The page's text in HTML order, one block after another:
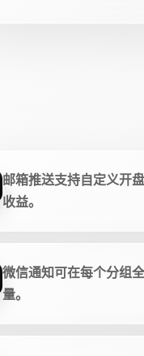
邮箱推送支持自定义开
收益。
微信通知可在每个分组
量。